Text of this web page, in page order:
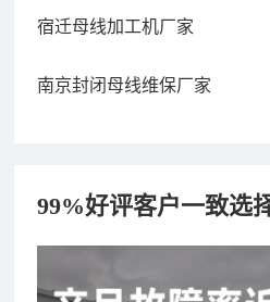
宿迁母线加工机厂家
南京封闭母线维保厂家
99%好评客户一致选